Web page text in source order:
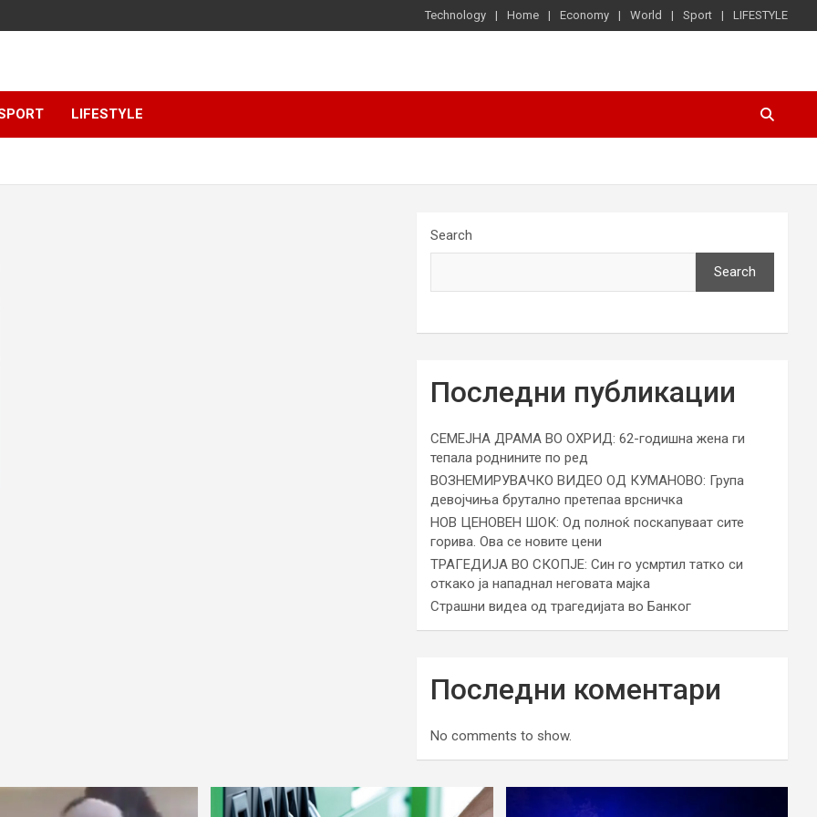
Technology Home Economy World Sport LIFESTYLE
LIFESTYLE
Search
Search
Последни публикации
СЕМЕЈНА ДРАМА ВО ОХРИД: 62-годишна жена ги
тепала роднините по ред
ВОЗНЕМИРУВАЧКО ВИДЕО ОД КУМАНОВО: Група
девојчиња брутално претепаа врсничка
НОВ ЦЕНОВЕН ШОК: Од полноќ поскапуваат сите
горива. Ова се новите цени
ТРАГЕДИЈА ВО СКОПЈЕ: Син го усмртил татко си
откако ја нападнал неговата мајка
Страшни видеа од трагедијата во Банког
Последни коментари
No comments to show.